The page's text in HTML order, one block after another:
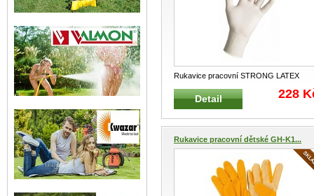
Rukavice pracovní STRONG LATEX
jednorázové STRONG 0433 LATEX
NEPUDROVANÝ...
Detail 228
Rukavice pracovní dětské GH-K1...